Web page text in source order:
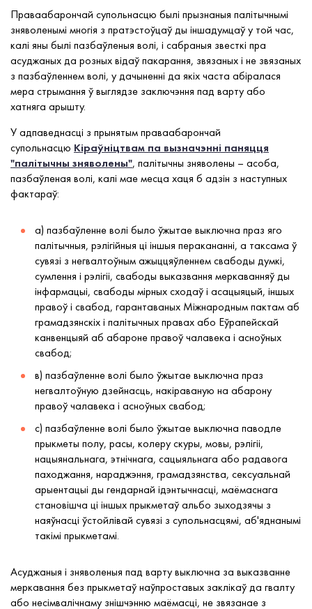
Праваабарончай супольнасцю былі прызнаныя палітычнымі
зняволенымі многія з пратэстоўцаў ды іншадумцаў у той час,
калі яны былі пазбаўленыя волі, і сабраныя звесткі пра
асуджаных да розных відаў пакарання, звязаных і не звязаных
з пазбаўленнем волі, у дачыненні да якіх часта абіралася
мера стрымання ў выглядзе заключэння пад варту або
хатняга арышту.
У адпаведнасці з прынятым праваабарончай
супольнасцю Кіраўніцтвам па вызначэнні паняцця
"палітычны зняволены", палітычны зняволены – асоба,
пазбаўленая волі, калі мае месца хаця б адзін з наступных
фактараў:
a) пазбаўленне волі было ўжытае выключна праз яго
палітычныя, рэлігійныя ці іншыя перакананні, а таксама ў
сувязі з негвалтоўным ажыццяўленнем свабоды думкі,
сумлення і рэлігіі, свабоды выказвання меркаванняў ды
інфармацыі, свабоды мірных сходаў і асацыяцый, іншых
правоў і свабод, гарантаваных Міжнародным пактам аб
грамадзянскіх і палітычных правах або Еўрапейскай
канвенцыяй аб абароне правоў чалавека і асноўных
свабод;
в) пазбаўленне волі было ўжытае выключна праз
негвалтоўную дзейнасць, накіраваную на абарону
правоў чалавека і асноўных свабод;
с) пазбаўленне волі было ўжытае выключна паводле
прыкметы полу, расы, колеру скуры, мовы, рэлігіі,
нацыянальнага, этнічнага, сацыяльнага або радавога
паходжання, нараджэння, грамадзянства, сексуальнай
арыентацыі ды гендарнай ідэнтычнасці, маёмаснага
становішча ці іншых прыкметаў альбо зыходзячы з
наяўнасці ўстойлівай сувязі з супольнасцямі, аб'яднанымі
такімі прыкметамі.
Асуджаныя і зняволеныя пад варту выключна за выказванне
меркавання без прыкметаў наўпроставых заклікаў да гвалту
або несімвалічнаму знішчэнню маёмасці, не звязанае з